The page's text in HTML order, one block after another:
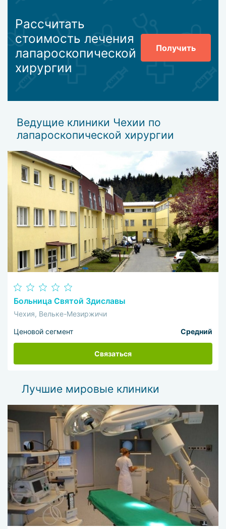
Рассчитать
стоимость лечения
лапароскопической
хирургии
Получить
Ведущие клиники Чехии по
лапароскопической хирургии
Больница Святой Здиславы
Чехия, Вельке-Мезиржичи
Ценовой сегмент Средний
Связаться
Лучшие мировые клиники